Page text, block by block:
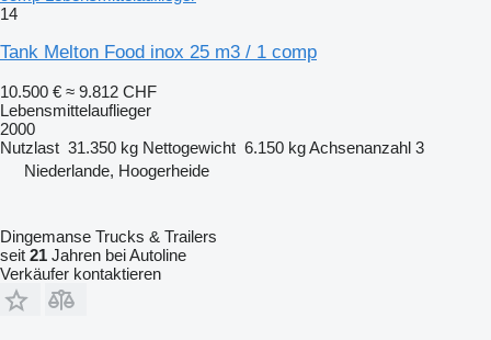
14
Tank Melton Food inox 25 m3 / 1 comp
10.500 € ≈ 9.812 CHF
Lebensmittelauflieger
2000
Nutzlast 31.350 kg Nettogewicht 6.150 kgAchsenanzahl 3
Niederlande, Hoogerheide
Dingemanse Trucks & Trailers
seit 21 Jahren bei Autoline
Verkäufer kontaktieren